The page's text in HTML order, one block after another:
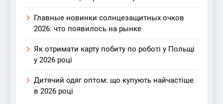
Главные новинки солнцезащитных очков
2026: что появилось на рынке
Як отримати карту побиту по роботі у Польщі
у 2026 році
Дитячий одяг оптом: що купують найчастіше
в 2026 році